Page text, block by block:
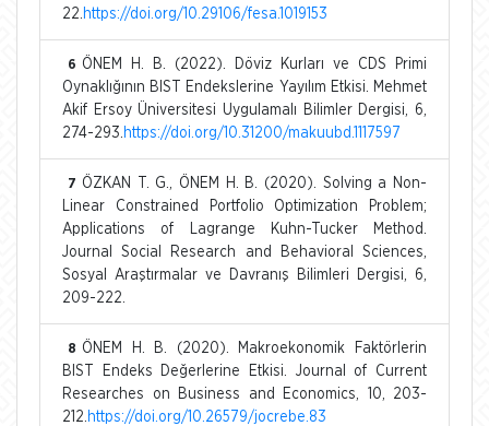
22. https://doi.org/10.29106/fesa.1019153
6 ÖNEM H. B. (2022). Döviz Kurları ve CDS Primi
Oynaklığının BIST Endekslerine Yayılım Etkisi. Mehmet
Akif Ersoy Üniversitesi Uygulamalı Bilimler Dergisi, 6,
274-293. https://doi.org/10.31200/makuubd.1117597
7 ÖZKAN T. G., ÖNEM H. B. (2020). Solving a Non-
Linear Constrained Portfolio Optimization Problem;
Applications of Lagrange Kuhn-Tucker Method.
Journal Social Research and Behavioral Sciences,
Sosyal Araştırmalar ve Davranış Bilimleri Dergisi, 6,
209-222.
8 ÖNEM H. B. (2020). Makroekonomik Faktörlerin
BIST Endeks Değerlerine Etkisi. Journal of Current
Researches on Business and Economics, 10, 203-
212. https://doi.org/10.26579/jocrebe.83